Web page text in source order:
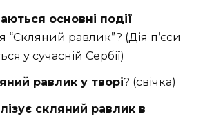
основні події
“Скляний равлик”? (Дія п’єси
у сучасній Сербії)
равлик у творі? (свічка)
скляний равлик в